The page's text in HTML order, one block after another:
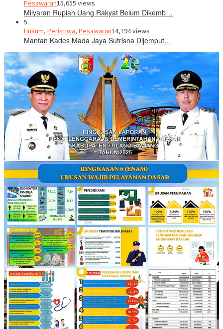
Pesawaran15,655 views
Milyaran Rupiah Uang Rakyat Belum Dikemb…
5
Hukum, Peristiwa, Pesawaran14,194 views
Mantan Kades Mada Jaya Sutrisna Dijemput…